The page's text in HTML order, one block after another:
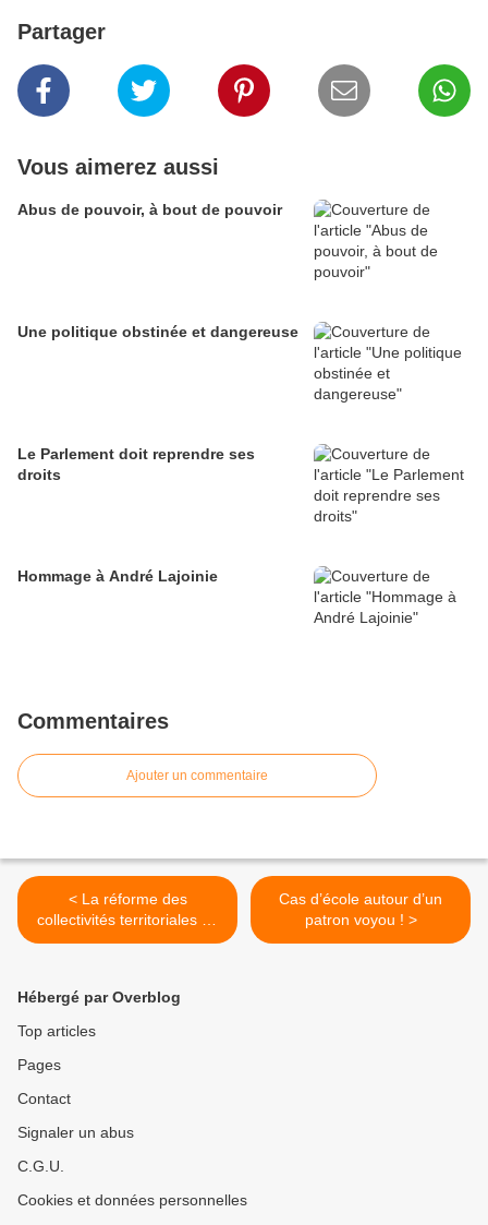
Partager
Vous aimerez aussi
Abus de pouvoir, à bout de pouvoir
Une politique obstinée et dangereuse
Le Parlement doit reprendre ses
droits
Hommage à André Lajoinie
Commentaires
Ajouter un commentaire
< La réforme des
collectivités territoriales ou
le hold up démocratique :
Cas d’école autour d’un
patron voyou ! >
Hébergé par Overblog
Top articles
Pages
Contact
Signaler un abus
C.G.U.
Cookies et données personnelles